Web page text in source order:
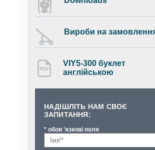
Вироби на
VIY5-300 буклет
англійською
НАДІШЛІТЬ НАМ СВОЄ
ЗАПИТАННЯ:
* обов 'язкові поля